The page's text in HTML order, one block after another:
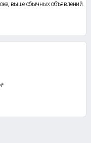
выше обычных объявлений.